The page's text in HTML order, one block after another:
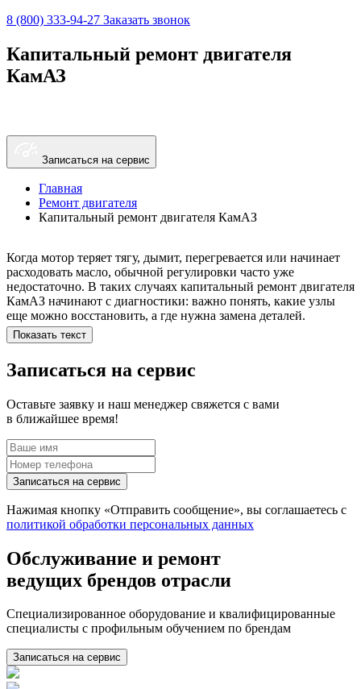
8 (800) 333-94-27 Заказать звонок
Капитальный ремонт двигателя
КамАЗ
Записаться на сервис
Главная
Ремонт двигателя
Капитальный ремонт двигателя КамАЗ
Когда мотор теряет тягу, дымит, перегревается или начинает
расходовать масло, обычной регулировки часто уже
недостаточно. В таких случаях капитальный ремонт двигателя
КамАЗ начинают с диагностики: важно понять, какие узлы
еще можно восстановить, а где нужна замена деталей.
Такой формат работ выбирают, если дизельный агрегат
долго работал с нарушением давления масла.
вслепую и заранее оценить объем восстановления.
Когда мотору нужен капитальный
ремонт
Поводом для обращения становятся стуки, падение
компрессии, сизый или черный дым, перегрев, нестабильная
работа и проблемы с запуском. Иногда ДВС еще заводится, но
уже не тянет под нагрузкой и требует постоянного долива
масла или охлаждающей жидкости.
При осмотре обычно проверяют:
состояние блока, ГБЦ и коленвала;
цилиндропоршневую группу;
Показать текст
Записаться на сервис
Оставьте заявку и наш менеджер свяжется с вами
в ближайшее время!
Записаться на сервис
Нажимая кнопку «Отправить сообщение», вы соглашаетесь с
политикой обработки персональных данных
Обслуживание и ремонт
ведущих брендов отрасли
Специализированное оборудование и квалифицированные
специалисты с профильным обучением по брендам
Записаться на сервис